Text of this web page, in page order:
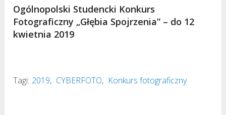
Ogólnopolski Studencki Konkurs
Fotograficzny „Głębia Spojrzenia” – do 12
kwietnia 2019
Tagi: 2019, CYBERFOTO, Konkurs fotograficzny